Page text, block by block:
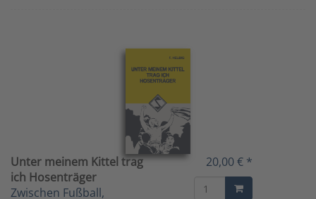
Unter meinem Kittel trag
ich Hosenträger
Zwischen Fußball,
20,00 € *